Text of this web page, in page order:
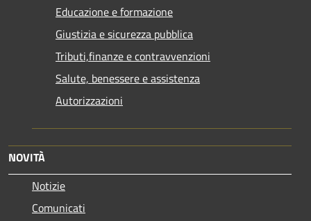
Educazione e formazione
Giustizia e sicurezza pubblica
Tributi,finanze e contravvenzioni
Salute, benessere e assistenza
Autorizzazioni
NOVITÀ
Notizie
Comunicati